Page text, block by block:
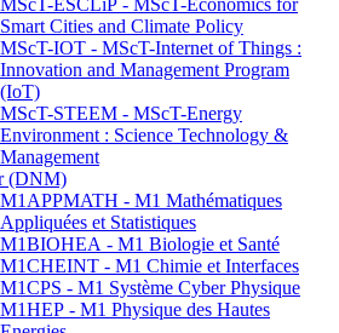
MScT-ESCLiP - MScT-Economics for
Smart Cities and Climate Policy
MScT-IOT - MScT-Internet of Things :
Innovation and Management Program
(IoT)
MScT-STEEM - MScT-Energy
Environment : Science Technology &
Management
(DNM)
M1APPMATH - M1 Mathématiques
Appliquées et Statistiques
M1BIOHEA - M1 Biologie et Santé
M1CHEINT - M1 Chimie et Interfaces
M1CPS - M1 Système Cyber Physique
M1HEP - M1 Physique des Hautes